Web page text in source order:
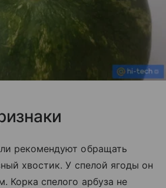
рекомендуют обращать
хвостик. У спелой ягоды он
Корка спелого арбуза не